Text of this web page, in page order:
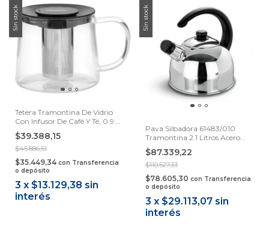
Sin stock
Tetera Tramontina De Vidrio
Con Infusor De Café Y Té, 0.9 L,
Color Transparente
$39.388,15
$45.886,51
$35.449,34 con Transferencia
o depósito
3 x $13.129,38 sin
interés
Sin stock
Pava Silbadora 61483/010
Tramontina 2.1 Litros Acero
Inoxidable 18/10 Samihome
$87.339,22
$110.527,33
$78.605,30 con Transferencia
o depósito
3 x $29.113,07 sin
interés